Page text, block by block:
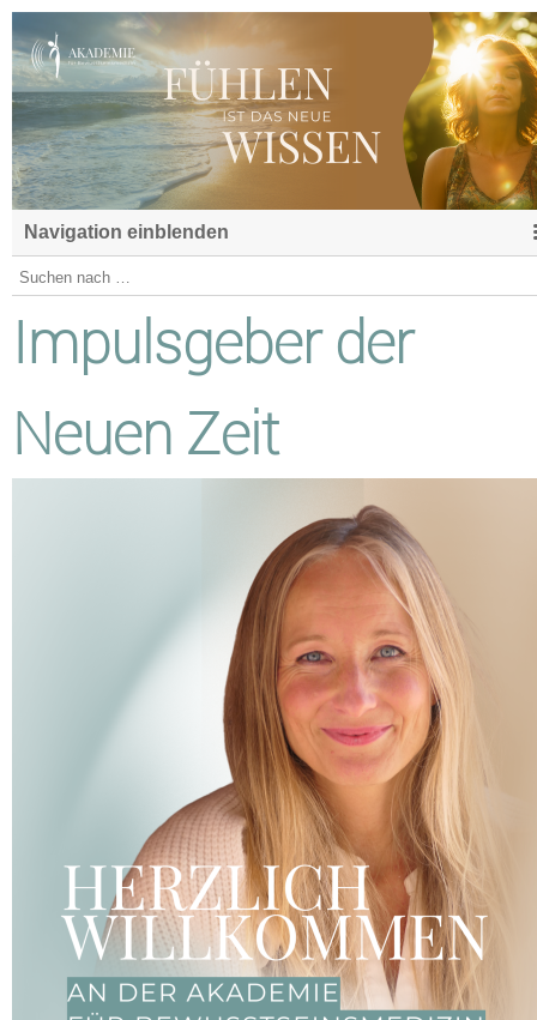
Navigation einblenden
Impulsgeber der
Neuen Zeit